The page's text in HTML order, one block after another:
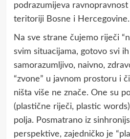
podrazumijeva ravnopravnost
teritoriji Bosne i Hercegovine.
Na sve strane čujemo riječi
svim situacijama, gotovo svi
samorazumljivo, naivno,
“zvone” u javnom prostoru i
ništa više ne znače. One su
(plastične riječi, plastic
polja. Posmatrano iz
perspektive, zajedničko je